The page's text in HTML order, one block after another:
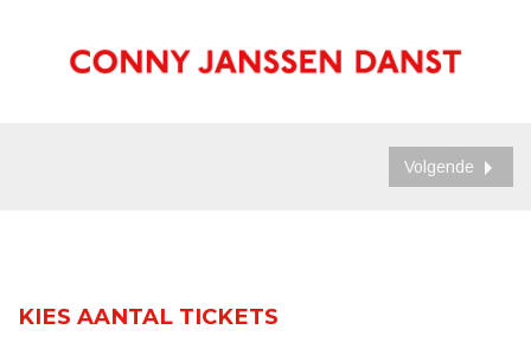
Volgende
KIES AANTAL TICKETS